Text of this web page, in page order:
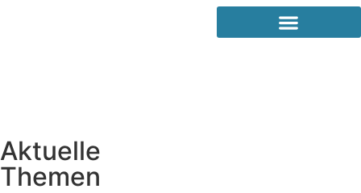
Aktuelle
Themen